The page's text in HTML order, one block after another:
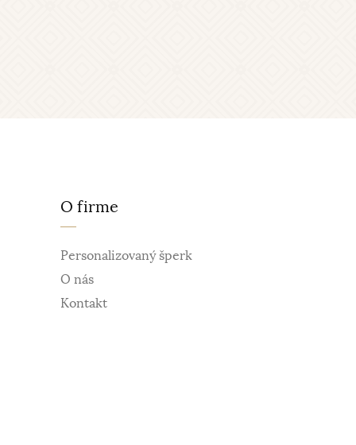
O firme
Personalizovaný šperk
O nás
Kontakt